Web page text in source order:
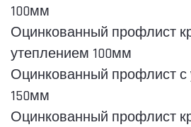
100мм
Оцинкованный профлист
утеплением 100мм
Оцинкованный профлист с
150мм
Оцинкованный профлист